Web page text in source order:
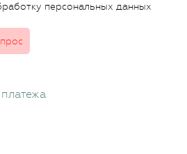
персональных данных